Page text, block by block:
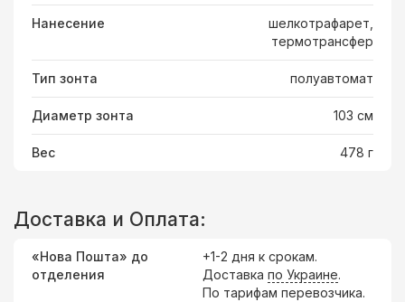
Нанесение
шелкотрафарет,
термотрансфер
Тип зонта полуавтомат
Диаметр зонта 103 см
Вес 478 г
Доставка и Оплата:
«Нова Пошта» до
отделения
+1-2 дня к срокам.
Доставка по Украине.
По тарифам перевозчика.